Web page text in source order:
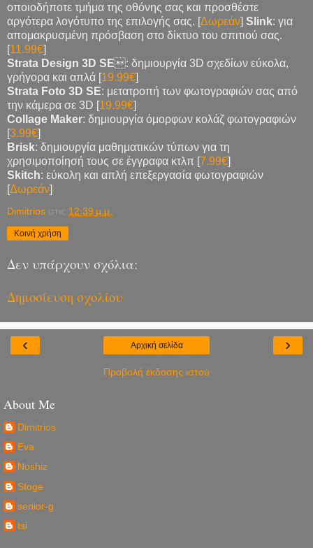
οποιοδήποτε τμήμα της οθόνης σας και προσθέστε
αργότερα λογότυπο της επιλογής σας. [Δωρεάν] Slink: για
απομακρυσμένη πρόσβαση στο δίκτυο του σπιτιού σας.
[11.99€]
Strata Design 3D SE: δημιουργία 3D σχεδίων εύκολα,
γρήγορα και απλά [19.99€]
Strata Foto 3D SE: μετατροπή των φωτογραφιών σας από
την κάμερα σε 3D [19.99€]
Collage Maker: δημιουργία όμορφων κολάζ φωτογραφιών
[3.99€]
Brisk: δημιουργία μαθηματικών τύπων για τη
χρησιμοποίησή τους σε έγγραφα κτλπ [7.99€]
Skitch: εύκολη και απλή επεξεργασία φωτογραφιών
[Δωρεάν]
Dimitrios στις 12:39 μ.μ.
Κοινή χρήση
Δεν υπάρχουν σχόλια:
Δημοσίευση σχολίου
‹ ›
Αρχική σελίδα
Προβολή έκδοσης ιστού
About Me
Dimitrios
Eva
Noshiz
Stoge
senior-g
tsi